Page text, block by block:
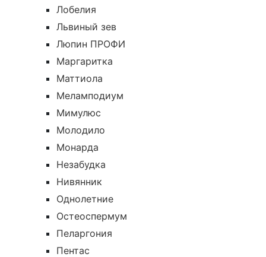
Лобелия
Львиный зев
Люпин ПРОФИ
Маргаритка
Маттиола
Меламподиум
Мимулюс
Молодило
Монарда
Незабудка
Нивянник
Однолетние
Остеоспермум
Пеларгония
Пентас